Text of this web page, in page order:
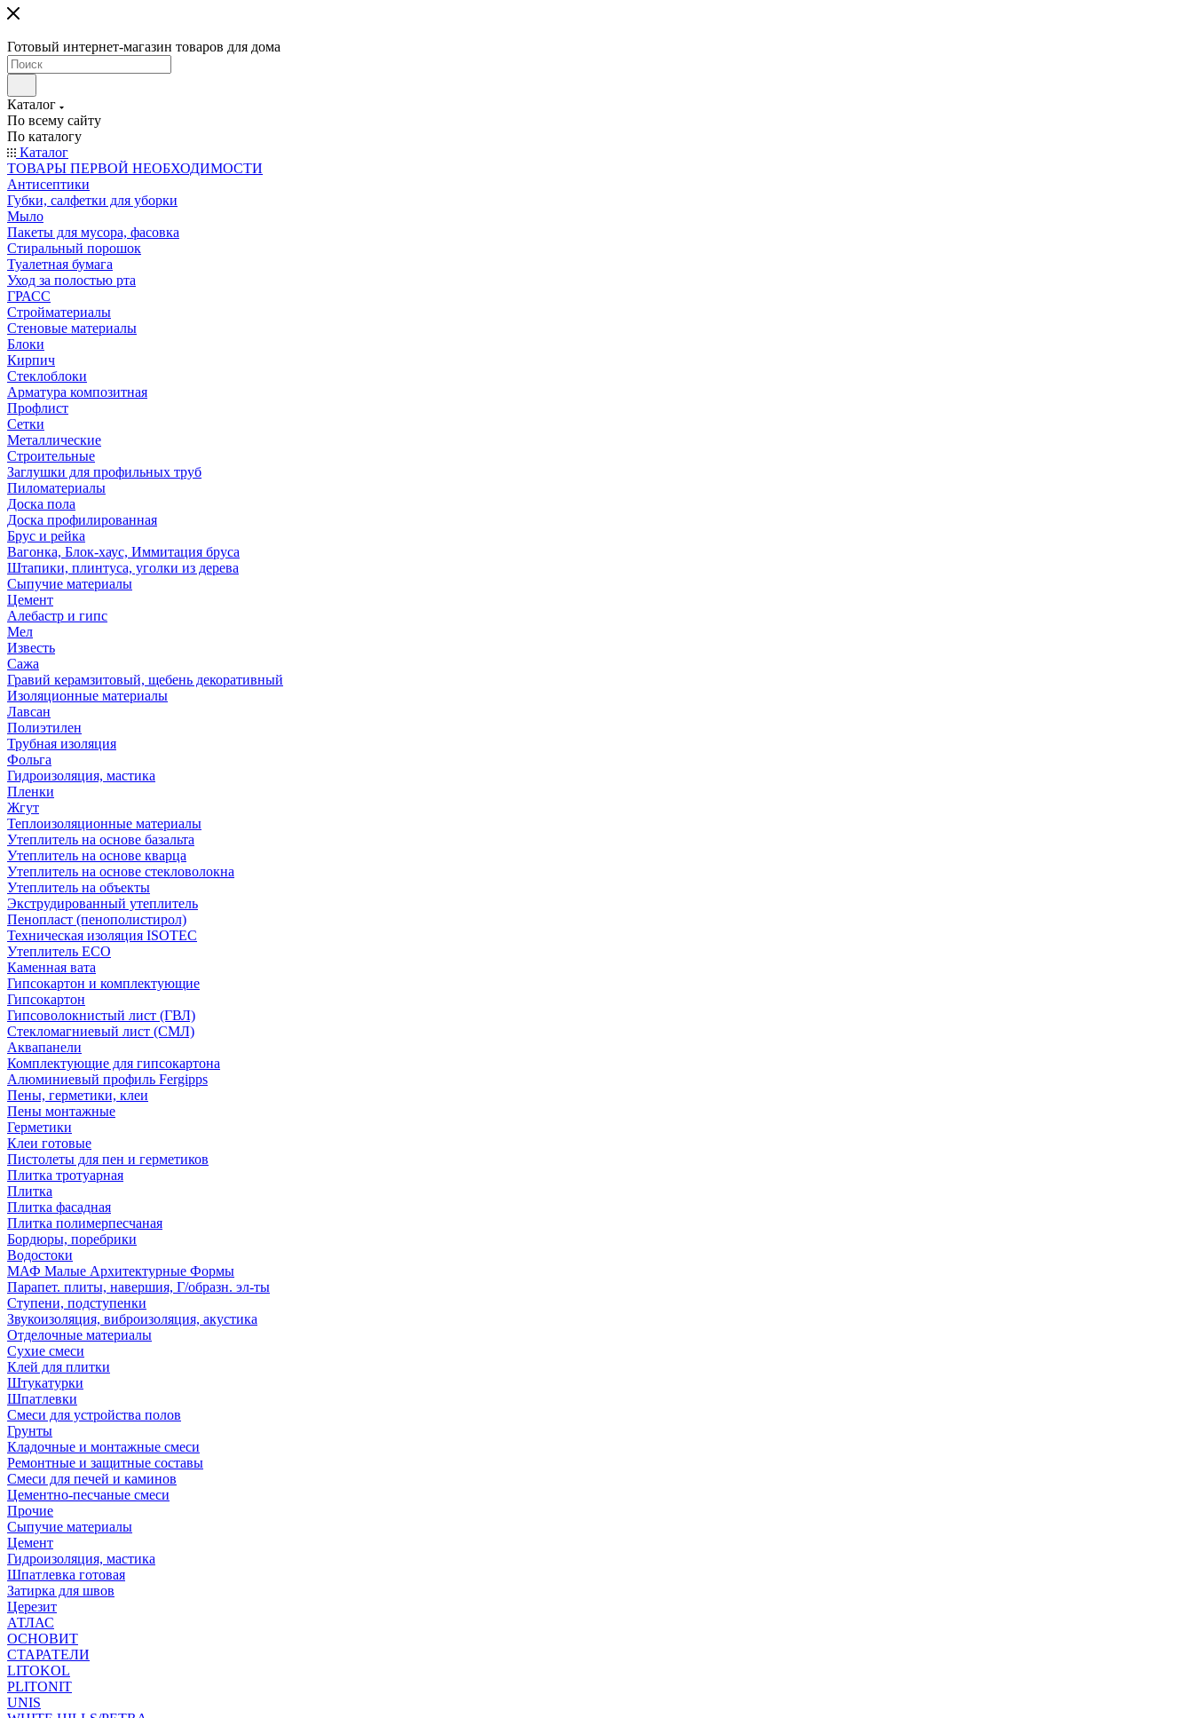
Готовый интернет-магазин товаров для дома
Каталог
По всему сайту
По каталогу
Каталог
ТОВАРЫ ПЕРВОЙ НЕОБХОДИМОСТИ
Антисептики
Губки, салфетки для уборки
Мыло
Пакеты для мусора, фасовка
Стиральный порошок
Туалетная бумага
Уход за полостью рта
ГРАСС
Стройматериалы
Стеновые материалы
Блоки
Кирпич
Стеклоблоки
Арматура композитная
Профлист
Сетки
Металлические
Строительные
Заглушки для профильных труб
Пиломатериалы
Доска пола
Доска профилированная
Брус и рейка
Вагонка, Блок-хаус, Иммитация бруса
Штапики, плинтуса, уголки из дерева
Сыпучие материалы
Цемент
Алебастр и гипс
Мел
Известь
Сажа
Гравий керамзитовый, щебень декоративный
Изоляционные материалы
Лавсан
Полиэтилен
Трубная изоляция
Фольга
Гидроизоляция, мастика
Пленки
Жгут
Теплоизоляционные материалы
Утеплитель на основе базальта
Утеплитель на основе кварца
Утеплитель на основе стекловолокна
Утеплитель на объекты
Экструдированный утеплитель
Пенопласт (пенополистирол)
Техническая изоляция ISOTEC
Утеплитель ECO
Каменная вата
Гипсокартон и комплектующие
Гипсокартон
Гипсоволокнистый лист (ГВЛ)
Стекломагниевый лист (СМЛ)
Аквапанели
Комплектующие для гипсокартона
Алюминиевый профиль Fergipps
Пены, герметики, клеи
Пены монтажные
Герметики
Клеи готовые
Пистолеты для пен и герметиков
Плитка тротуарная
Плитка
Плитка фасадная
Плитка полимерпесчаная
Бордюры, поребрики
Водостоки
МАФ Малые Архитектурные Формы
Парапет. плиты, навершия, Г/образн. эл-ты
Ступени, подступенки
Звукоизоляция, виброизоляция, акустика
Отделочные материалы
Сухие смеси
Клей для плитки
Штукатурки
Шпатлевки
Смеси для устройства полов
Грунты
Кладочные и монтажные смеси
Ремонтные и защитные составы
Смеси для печей и каминов
Цементно-песчаные смеси
Прочие
Сыпучие материалы
Цемент
Гидроизоляция, мастика
Шпатлевка готовая
Затирка для швов
Церезит
АТЛАС
ОСНОВИТ
СТАРАТЕЛИ
LITOKOL
PLITONIT
UNIS